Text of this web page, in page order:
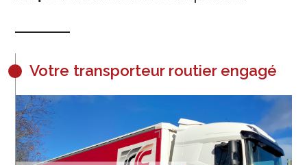
Votre transporteur routier engagé